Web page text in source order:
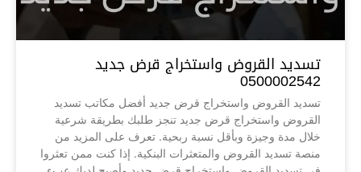
تسديد القروض واستخراج قرض جديد
0500002542
تسديد القروض واستخراج قرض جديد أفضل مكاتب تسديد
القروض واستخراج قرض جديد تنجز طلبك بطريقة شرعية
خلال مدة وجيزة وبأقل نسبة ربحية. تعرف على المزيد من
منصة تسديد القروض والمتعثرات البنكية. إذا كنت ممن تعثروا